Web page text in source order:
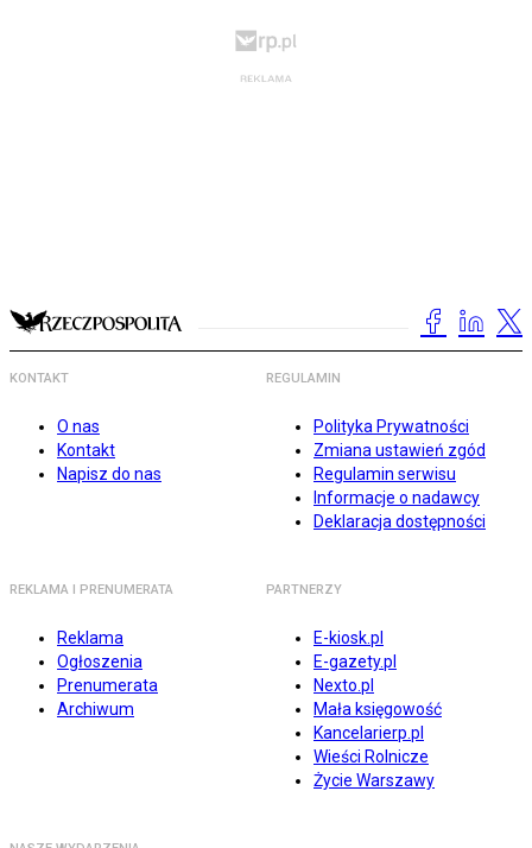
KONTAKT
O nas
Kontakt
Napisz do nas
REGULAMIN
Polityka Prywatności
Zmiana ustawień zgód
Regulamin serwisu
Informacje o nadawcy
Deklaracja dostępności
REKLAMA I PRENUMERATA
Reklama
Ogłoszenia
Prenumerata
Archiwum
PARTNERZY
E-kiosk.pl
E-gazety.pl
Nexto.pl
Mała księgowość
Kancelarierp.pl
Wieści Rolnicze
Życie Warszawy